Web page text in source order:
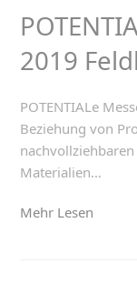
2019
POTENTIALe
Beziehung von
Materialien…
Mehr Lesen